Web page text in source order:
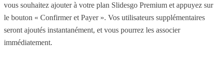
vous souhaitez ajouter à votre plan Slidesgo Premium et appuyez sur
le bouton « Confirmer et Payer ». Vos utilisateurs supplémentaires
seront ajoutés instantanément, et vous pourrez les associer
immédiatement.